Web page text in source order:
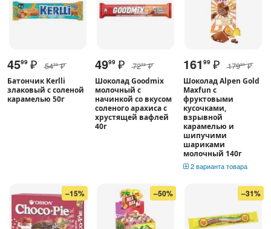
4599 ₽ 5499 ₽
Батончик Kerlli
злаковый с соленой
карамелью 50г
4999 ₽ 7299 ₽
Шоколад Goodmix
молочный с
начинкой со вкусом
соленого арахиса с
хрустящей вафлей
40г
161 99 ₽ 17999 ₽
Шоколад Alpen Gold
Maxfun c
фруктовыми
кусочками,
взрывной
карамелью и
шипучими
шариками
молочный 140г
2 варианта товара
–15% –50% –31%